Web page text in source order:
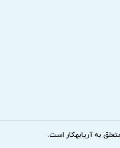
کمپرسور، فن‌ها و مبرد برای
پس از عیب‌یابی مطابق نرخ
تعویض یا تعمیر می‌کنیم.
و تعمیر می‌شوند. استفاده از
به آریابهکار است.